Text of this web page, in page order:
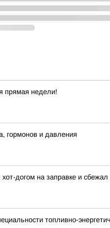
прямая недели!
гормонов и давления
догом на заправке и
топливно-